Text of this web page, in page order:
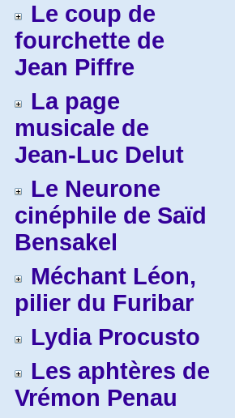
Le coup de
fourchette de
Jean Piffre
La page
musicale de
Jean-Luc Delut
Le Neurone
cinéphile de Saïd
Bensakel
Méchant Léon,
pilier du Furibar
Lydia Procusto
Les aphtères de
Vrémon Penau